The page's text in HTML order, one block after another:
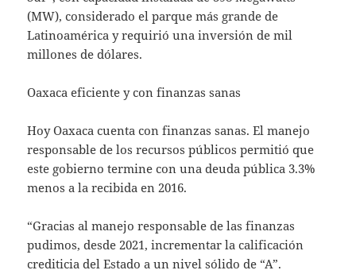
(MW), considerado el parque más grande de
Latinoamérica y requirió una inversión de mil
millones de dólares.
Oaxaca eficiente y con finanzas sanas
Hoy Oaxaca cuenta con finanzas sanas. El manejo
responsable de los recursos públicos permitió que
este gobierno termine con una deuda pública 3.3%
menos a la recibida en 2016.
“Gracias al manejo responsable de las finanzas
pudimos, desde 2021, incrementar la calificación
crediticia del Estado a un nivel sólido de “A”.